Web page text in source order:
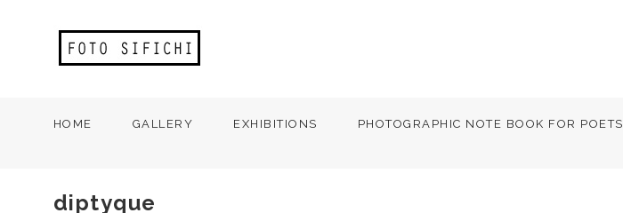
HOME GALLERY EXHIBITIONS PHOTOGRAPHIC NOTE BOOK FOR POETS
diptyque